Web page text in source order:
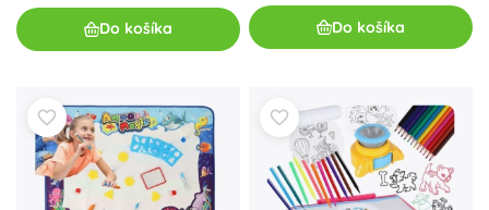
Do košíka Do košíka